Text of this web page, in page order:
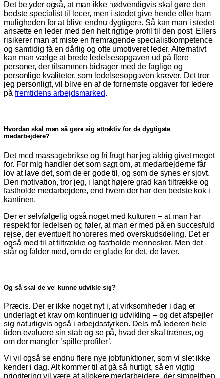
Det betyder også, at man ikke nødvendigvis skal gøre den
bedste specialist til leder, men i stedet give hende eller ham
muligheden for at blive endnu dygtigere. Så kan man i stedet
ansætte en leder med den helt rigtige profil til den post. Ellers
risikerer man at miste en frem­ragende specialistkompetence
og samtidig få en dårlig og ofte umotiveret leder. Alternativt
kan man vælge at brede ledelsesopgaven ud på flere
personer, der tilsammen bidrager med de faglige og
personlige kvaliteter, som ledelsesopgaven kræver. Det tror
jeg personligt, vil blive en af de fornemste opgaver for ledere
på fremtidens arbejdsmarked.
Hvordan skal man så gøre sig attraktiv for de dygtigste
medarbejdere?
Det med massagebrikse og fri frugt har jeg aldrig givet meget
for. For mig handler det som sagt om, at medarbejderne får
lov at lave det, som de er gode til, og som de synes er sjovt.
Den motivation, tror jeg, i langt højere grad kan tiltrække og
fastholde medarbejdere, end hvem der har den bedste kok i
kantinen.
Der er selvfølgelig også noget med kulturen – at man har
respekt for ledelsen og føler, at man er med på en succesfuld
rejse, der eventuelt honoreres med overskudsdeling. Det er
også med til at tiltrække og fastholde mennesker. Men det
står og falder med, om de er glade for det, de laver.
Og så skal de vel kunne udvikle sig?
Præcis. Der er ikke noget nyt i, at virksomheder i dag er
underlagt et krav om kontinuerlig udvikling – og det afspejler
sig naturligvis også i arbejdsstyrken. Dels må lederen hele
tiden evaluere sin stab og se på, hvad der skal trænes, og
om der mangler ’spillerprofiler’.
Vi vil også se endnu flere nye jobfunktioner, som vi slet ikke
kender i dag. Alt kommer til at gå så hurtigt, så en vigtig
prioritering vil være at allokere medarbejdere, der simpelthen